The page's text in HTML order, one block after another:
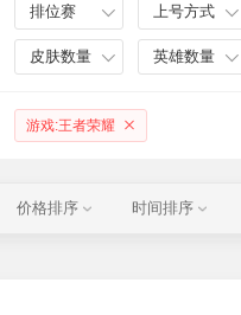
排位赛 上号方式
皮肤数量 英雄数量
游戏:王者荣耀
价格排序 时间排序